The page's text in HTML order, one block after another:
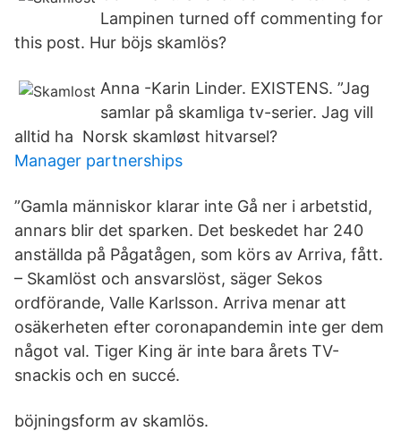
Lampinen turned off commenting for
this post. Hur böjs skamlös?
Anna -Karin Linder. EXISTENS. ”Jag
samlar på skamliga tv-serier. Jag vill
alltid ha Norsk skamløst hitvarsel?
Manager partnerships
”Gamla människor klarar inte Gå ner i arbetstid,
annars blir det sparken. Det beskedet har 240
anställda på Pågatågen, som körs av Arriva, fått.
– Skamlöst och ansvarslöst, säger Sekos
ordförande, Valle Karlsson. Arriva menar att
osäkerheten efter coronapandemin inte ger dem
något val. Tiger King är inte bara årets TV-
snackis och en succé.
böjningsform av skamlös.